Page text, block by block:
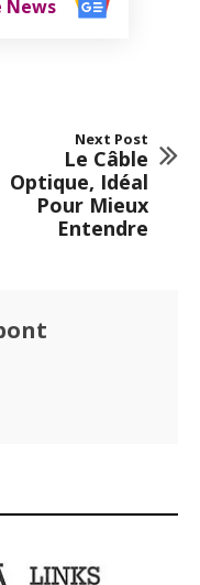
News
Next Post
Le Câble
Optique, Idéal
Pour Mieux
Entendre